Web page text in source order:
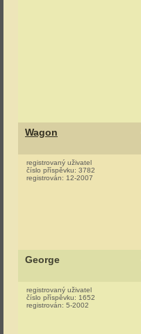
Wagon
registrovaný uživatel
číslo příspěvku: 3782
registrován: 12-2007
George
registrovaný uživatel
číslo příspěvku: 1652
registrován: 5-2002